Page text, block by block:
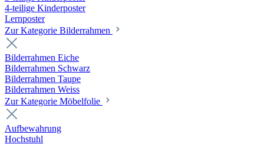
4-teilige Kinderposter
Lernposter
Zur Kategorie Bilderrahmen
Bilderrahmen Eiche
Bilderrahmen Schwarz
Bilderrahmen Taupe
Bilderrahmen Weiss
Zur Kategorie Möbelfolie
Aufbewahrung
Hochstuhl